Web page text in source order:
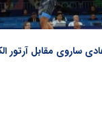
ساروی مقابل آرتور